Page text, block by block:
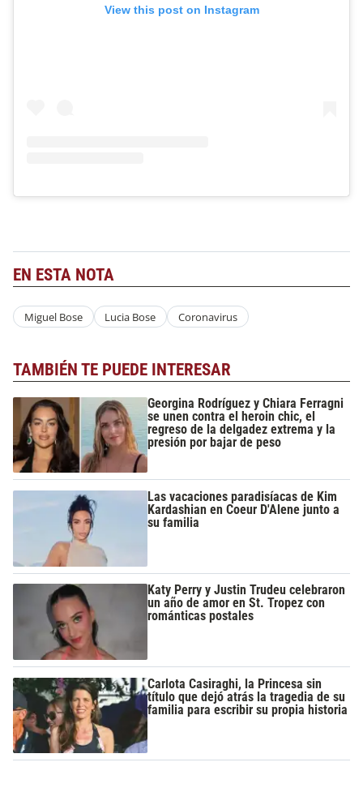
View this post on Instagram
EN ESTA NOTA
Miguel Bose Lucia Bose Coronavirus
TAMBIÉN TE PUEDE INTERESAR
Georgina Rodríguez y Chiara Ferragni
se unen contra el heroin chic, el
regreso de la delgadez extrema y la
presión por bajar de peso
Las vacaciones paradisíacas de Kim
Kardashian en Coeur D'Alene junto a
su familia
Katy Perry y Justin Trudeu celebraron
un año de amor en St. Tropez con
románticas postales
Carlota Casiraghi, la Princesa sin
título que dejó atrás la tragedia de su
familia para escribir su propia historia